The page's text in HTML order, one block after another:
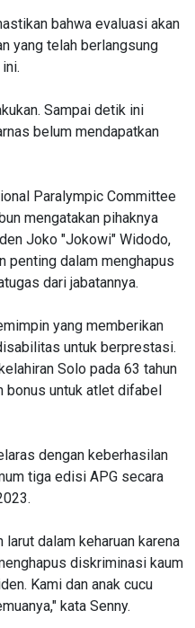
bahwa evaluasi akan
yang telah berlangsung
Sampai detik ini
belum mendapatkan
Paralympic Committee
mengatakan pihaknya
Joko "Jokowi" Widodo,
penting dalam menghapus
dari jabatannya.
yang memberikan
untuk berprestasi.
Solo pada 63 tahun
bonus untuk atlet difabel
dengan keberhasilan
tiga edisi APG secara
dalam keharuan karena
diskriminasi kaum
Kami dan anak cucu
kata Senny.